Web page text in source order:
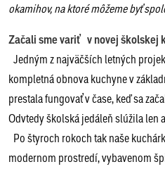
okamihov, na ktoré môžeme byť
Začali sme variť v novej školskej
Jedným z najväčších letných
kompletná obnova kuchyne v
prestala fungovať v čase, keď sa
Odvtedy školská jedáleň slúžila len
Po štyroch rokoch tak naše
modernom prostredí, vybavenom